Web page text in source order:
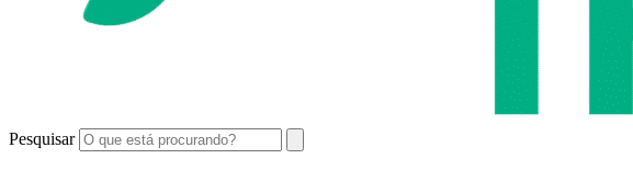
Pesquisar